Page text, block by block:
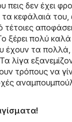
δεν έχει
κεφάλαιά
τέτοιες
ξέρει πολύ
έχουν τα
λίγα
τρόπους να